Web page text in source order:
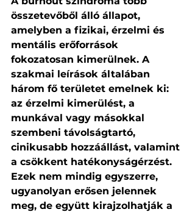
összetevőből álló állapot,
amelyben a fizikai, érzelmi és
mentális erőforrások
fokozatosan kimerülnek. A
szakmai leírások általában
három fő területet emelnek ki:
az érzelmi kimerülést, a
munkával vagy másokkal
szembeni távolságtartó,
cinikusabb hozzáállást, valamint
a csökkent hatékonyságérzést.
Ezek nem mindig egyszerre,
ugyanolyan erősen jelennek
meg, de együtt kirajzolhatják a